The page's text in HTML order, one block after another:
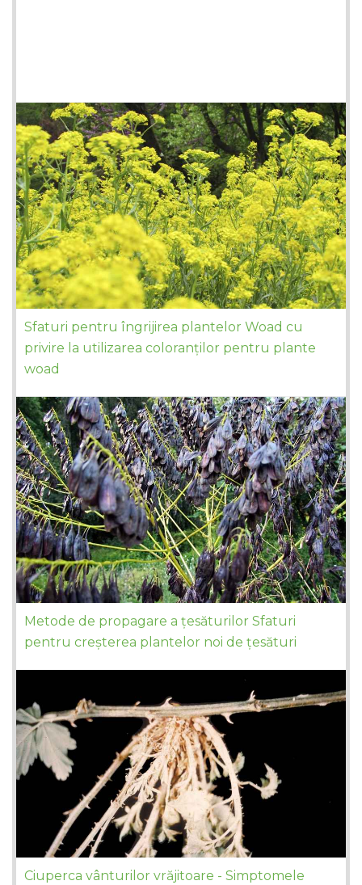
Sfaturi pentru îngrijirea plantelor Woad cu
privire la utilizarea coloranților pentru plante
woad
Metode de propagare a țesăturilor Sfaturi
pentru creșterea plantelor noi de țesături
Ciuperca vânturilor vrăjitoare - Simptomele